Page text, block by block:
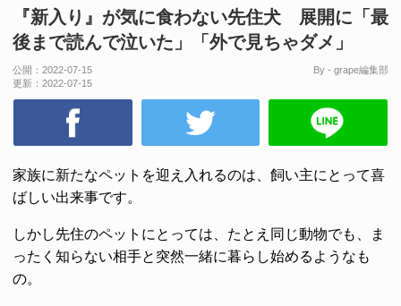
『新入り』が気に食わない先住犬 展開に「最
後まで読んで泣いた」「外で見ちゃダメ」
公開： 2022-07-15
更新： 2022-07-15
By - grape編集部
家族に新たなペットを迎え入れるのは、飼い主にとって喜
ばしい出来事です。
しかし先住のペットにとっては、たとえ同じ動物でも、ま
ったく知らない相手と突然一緒に暮らし始めるようなも
の。